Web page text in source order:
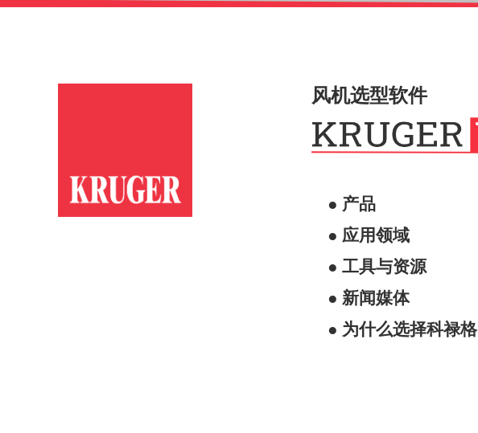
风机选型软件
● 产品
● 应用领域
● 工具与资源
● 新闻媒体
● 为什么选择科禄格